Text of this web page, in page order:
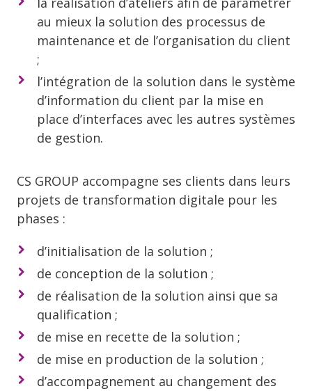
au mieux la solution des processus de
maintenance et de l’organisation du client
;
l’intégration de la solution dans le système
d’information du client par la mise en
place d’interfaces avec les autres systèmes
de gestion.
CS GROUP accompagne ses clients dans leurs
projets de transformation digitale pour les
phases :
d’initialisation de la solution ;
de conception de la solution ;
de réalisation de la solution ainsi que sa
qualification ;
de mise en recette de la solution ;
de mise en production de la solution ;
d’accompagnement au changement des